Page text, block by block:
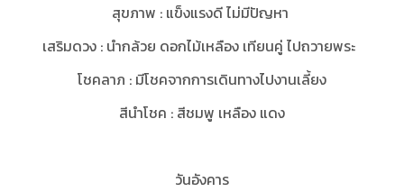
สุขภาพ : แข็งแรงดี ไม่มีปัญหา
เสริมดวง :นำกล้วย ดอกไม้เหลือง เทียนคู่ ไปถวายพระ
โชคลาภ : มีโชคจากการเดินทางไปงานเลี้ยง
สีนำโชค : สีชมพู เหลือง แดง
วันอังคาร